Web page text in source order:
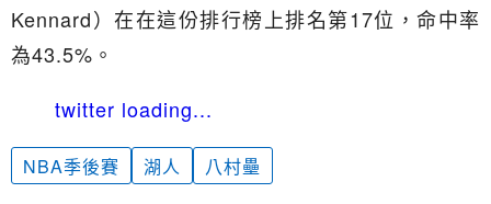
Kennard）在在這份排行榜上排名第17位，命中率
為43.5%。
twitter loading...
NBA季後賽 湖人 八村壘